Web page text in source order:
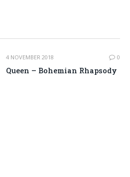
4 NOVEMBER 2018 0
Queen – Bohemian Rhapsody